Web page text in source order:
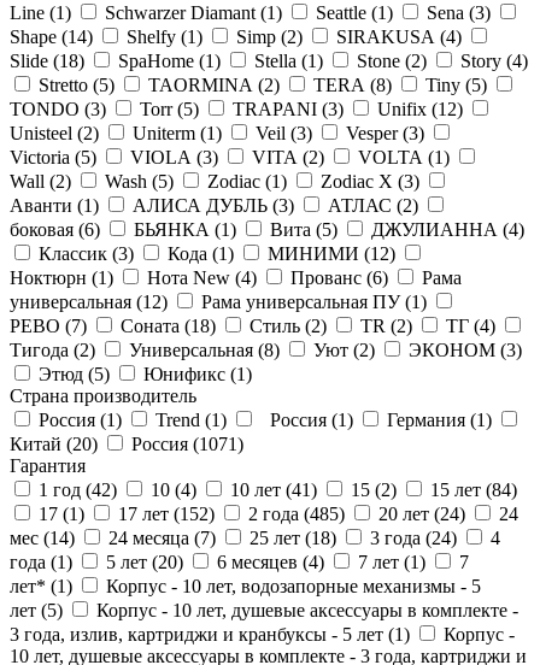
Line (1) Schwarzer Diamant (1) Seattle (1) Sena (3)
Shape (14) Shelfy (1) Simp (2) SIRAKUSA (4)
Slide (18) SpaHome (1) Stella (1) Stone (2) Story (4)
Stretto (5) TAORMINA (2) TERA (8) Tiny (5)
TONDO (3) Torr (5) TRAPANI (3) Unifix (12)
Unisteel (2) Uniterm (1) Veil (3) Vesper (3)
Victoria (5) VIOLA (3) VITA (2) VOLTA (1)
Wall (2) Wash (5) Zodiac (1) Zodiac X (3)
Аванти (1) АЛИСА ДУБЛЬ (3) АТЛАС (2)
боковая (6) БЬЯНКА (1) Вита (5) ДЖУЛИАННА (4)
Классик (3) Кода (1) МИНИМИ (12)
Ноктюрн (1) Нота New (4) Прованс (6)
Рама
универсальная (12) Рама универсальная ПУ (1)
РЕВО (7) Соната (18) Стиль (2) ТR (2) ТГ (4)
Тигода (2) Универсальная (8) Уют (2) ЭКОНОМ (3)
Этюд (5) Юнификс (1)
Страна производитель
Россия (1) Trend (1) Россия (1) Германия (1)
Китай (20) Россия (1071)
Гарантия
1 год (42) 10 (4) 10 лет (41) 15 (2) 15 лет (84)
17 (1) 17 лет (152) 2 года (485) 20 лет (24)
24
мес (14) 24 месяца (7) 25 лет (18) 3 года (24)
4
года (1) 5 лет (20) 6 месяцев (4) 7 лет (1)
7
лет* (1)
Корпус - 10 лет, водозапорные механизмы - 5
лет (5)
Корпус - 10 лет, душевые аксессуары в комплекте -
3 года, излив, картриджи и кранбуксы - 5 лет (1)
Корпус -
10 лет, душевые аксессуары в комплекте - 3 года, картриджи и